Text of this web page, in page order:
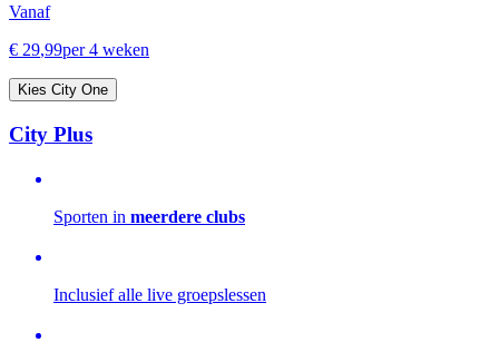
Vanaf
€ 29,99per 4 weken
Kies City One
City Plus
Sporten in meerdere clubs
Inclusief alle live groepslessen